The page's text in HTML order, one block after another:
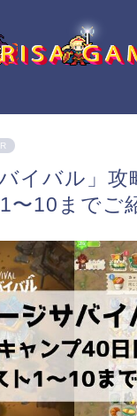
イバル」攻
〜10までご